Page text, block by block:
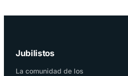
Jubilistos
La comunidad de los